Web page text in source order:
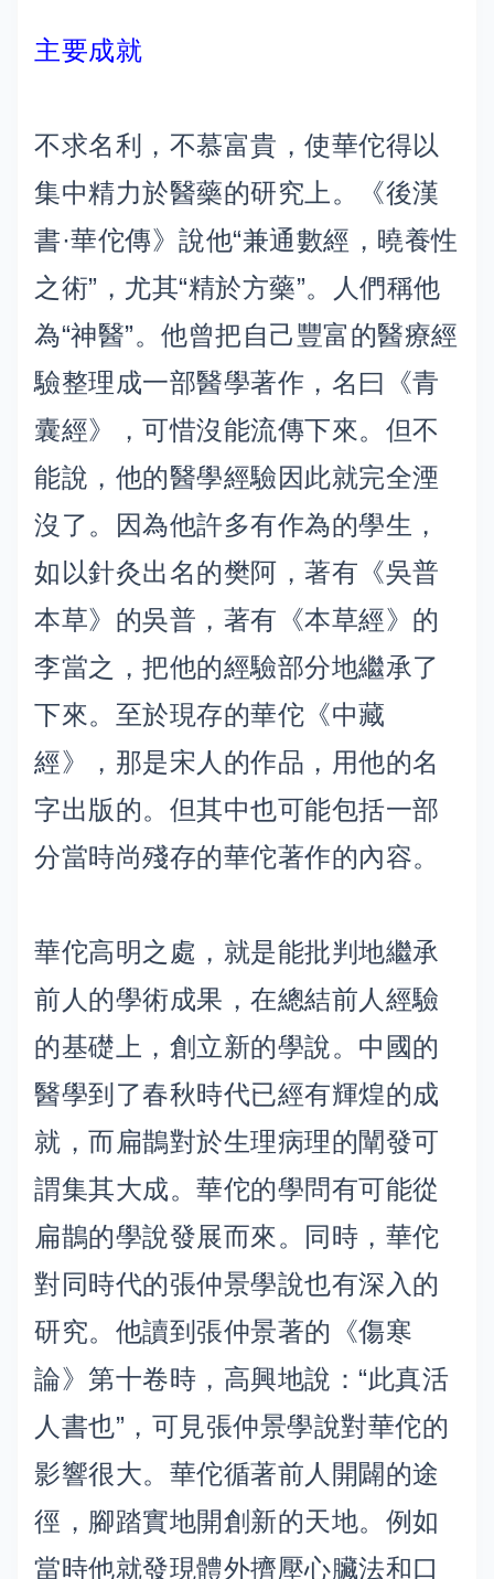
主要成就
不求名利，不慕富貴，使華佗得以
集中精力於醫藥的研究上。《後漢
書·華佗傳》說他“兼通數經，曉養性
之術”，尤其“精於方藥”。人們稱他
為“神醫”。他曾把自己豐富的醫療經
驗整理成一部醫學著作，名曰《青
囊經》，可惜沒能流傳下來。但不
能說，他的醫學經驗因此就完全湮
沒了。因為他許多有作為的學生，
如以針灸出名的樊阿，著有《吳普
本草》的吳普，著有《本草經》的
李當之，把他的經驗部分地繼承了
下來。至於現存的華佗《中藏
經》，那是宋人的作品，用他的名
字出版的。但其中也可能包括一部
分當時尚殘存的華佗著作的內容。
華佗高明之處，就是能批判地繼承
前人的學術成果，在總結前人經驗
的基礎上，創立新的學說。中國的
醫學到了春秋時代已經有輝煌的成
就，而扁鵲對於生理病理的闡發可
謂集其大成。華佗的學問有可能從
扁鵲的學說發展而來。同時，華佗
對同時代的張仲景學說也有深入的
研究。他讀到張仲景著的《傷寒
論》第十卷時，高興地說：“此真活
人書也”，可見張仲景學說對華佗的
影響很大。華佗循著前人開闢的途
徑，腳踏實地開創新的天地。例如
當時他就發現體外擠壓心臟法和口